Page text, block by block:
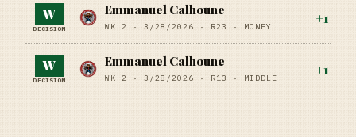
W
DECISION
Emmanuel Calhoune
WK 2 · 3/28/2026 · R23 · MONEY
+1
W
DECISION
Emmanuel Calhoune
WK 2 · 3/28/2026 · R13 · MIDDLE
+1